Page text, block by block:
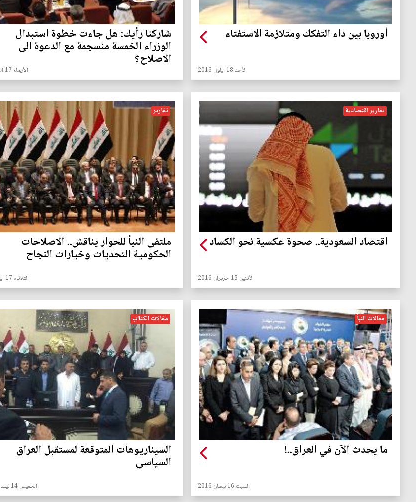
أوروبا بين داء التفكك ومتلازمة الاستفتاء
الأحد 18 ايلول 2016
شاركنا رأيك: هل جاءت خطوة استبدال
الوزراء الخمسة منسجمة مع الدعوة الى
الاصلاح؟
الأربعاء 17 آب 2016
تقارير اقتصادية
اقتصاد السعودية.. صحوة عكسية نحو الكساد
الأثنين 13 حزيران 2016
تقارير
ملتقى النبأ للحوار يناقش.. الاصلاحات
الحكومية التحديات وخيارات النجاح
الثلاثاء 17 آيار 2016
مقالات النبأ
ما يحدث الآن في العراق..!
السبت 16 نيسان 2016
مقالات الكتاب
السيناريوهات المتوقعة لمستقبل العراق
السياسي
الخميس 14 نيسان 2016